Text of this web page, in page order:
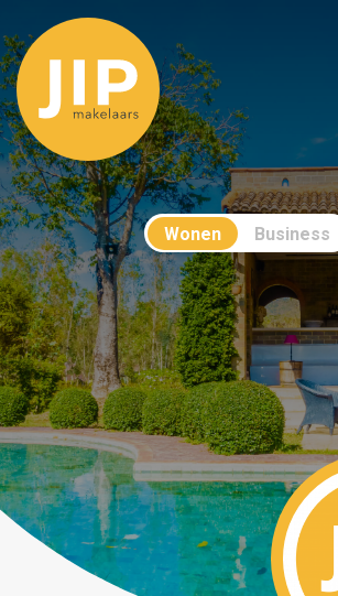
Wonen Business